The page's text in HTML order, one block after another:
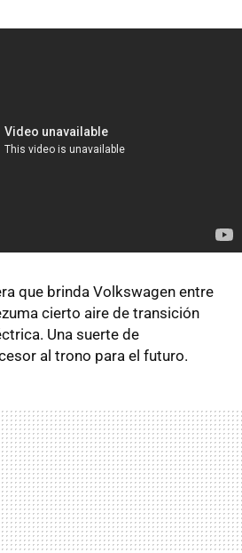
que brinda Volkswagen entre
cierto aire de transición
Una suerte de
al trono para el futuro.